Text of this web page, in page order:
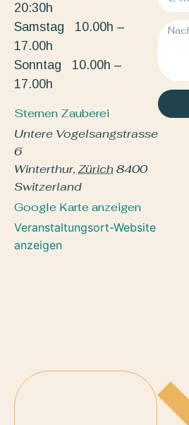
20:30h
Samstag 10.00h –
17.00h
Sonntag 10.00h –
17.00h
Sternen Zauberei
Untere Vogelsangstrasse
6
Winterthur, Zürich8400
Switzerland
Google Karte anzeigen
Veranstaltungsort-Website
anzeigen